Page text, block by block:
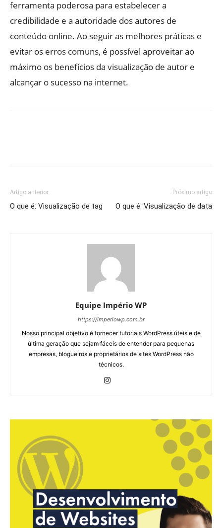
ferramenta poderosa para estabelecer a
credibilidade e a autoridade dos autores de
conteúdo online. Ao seguir as melhores práticas e
evitar os erros comuns, é possível aproveitar ao
máximo os benefícios da visualização de autor e
alcançar o sucesso na internet.
Artigo anterior
O que é: Visualização de tag
Próximo artigo
O que é: Visualização de data
Equipe Império WP
https://imperiowp.com.br
Nosso principal objetivo é fornecer tutoriais WordPress úteis e de
última geração que sejam fáceis de entender para pequenas
empresas, blogueiros e proprietários de sites WordPress não
técnicos.